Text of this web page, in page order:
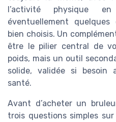
l’activité physique
éventuellement quelques
bien choisis. Un
être le pilier central de
poids, mais un outil
solide, validée si besoin
santé.
Avant d’acheter un
trois questions simples